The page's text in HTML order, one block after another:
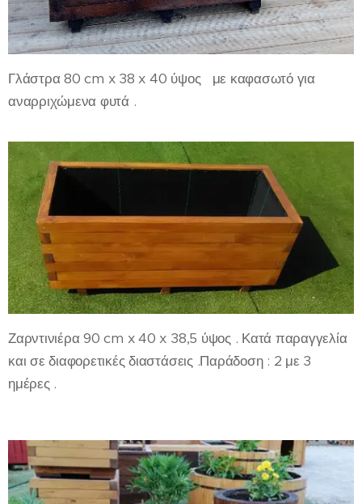
Γλάστρα 80 cm x 38 x 40 ύψος με καφασωτό για
αναρριχώμενα φυτά .
Ζαρντινιέρα 90 cm x 40 x 38,5 ύψος . Κατά παραγγελία
και σε διαφορετικές διαστάσεις .Παράδοση : 2 με 3
ημέρες .